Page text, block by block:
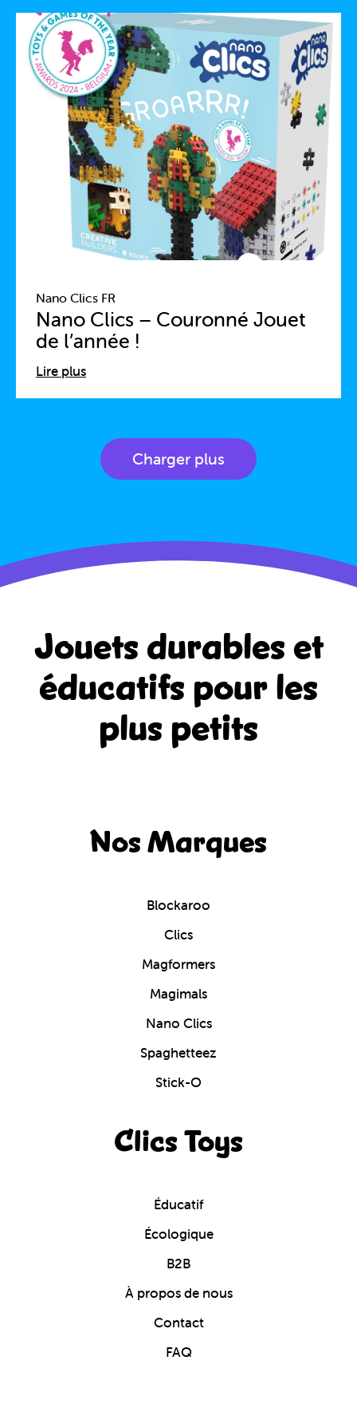
Nano Clics FR
Nano Clics – Couronné Jouet
de l’année !
Lire plus
Charger plus
Jouets durables et
éducatifs pour les
plus petits
Nos Marques
Blockaroo
Clics
Magformers
Magimals
Nano Clics
Spaghetteez
Stick-O
Clics Toys
Éducatif
Écologique
B2B
À propos de nous
Contact
FAQ